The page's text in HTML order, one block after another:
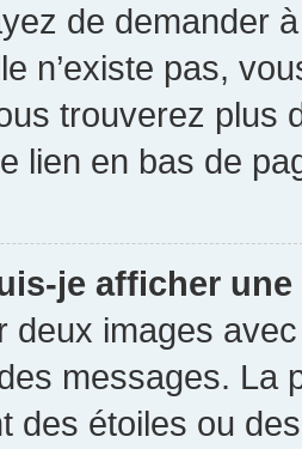
de demander
n’existe pas,
trouverez plus
lien en bas de
je afficher
deux images
messages. La
des étoiles ou